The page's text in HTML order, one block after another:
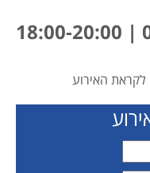
יום רביעי | 05/11/2025 | 18:00-20:00
לקראת האירוע